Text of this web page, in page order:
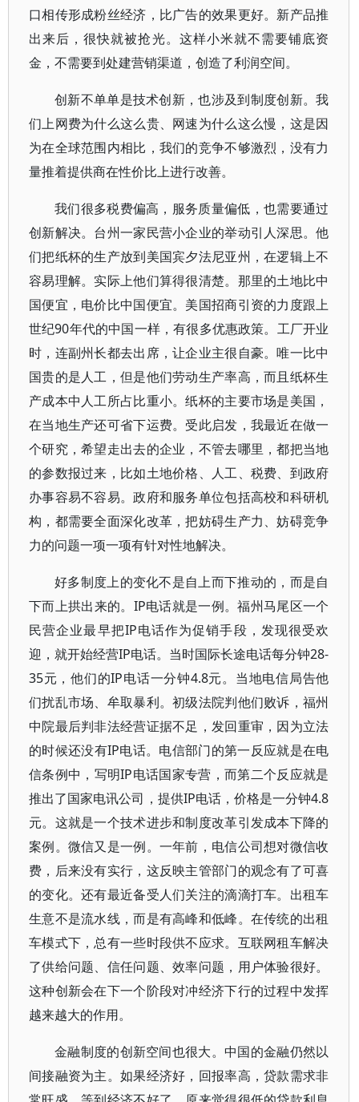
口相传形成粉丝经济，比广告的效果更好。新产品推
出来后，很快就被抢光。这样小米就不需要铺底资
金，不需要到处建营销渠道，创造了利润空间。
创新不单单是技术创新，也涉及到制度创新。我
们上网费为什么这么贵、网速为什么这么慢，这是因
为在全球范围内相比，我们的竞争不够激烈，没有力
量推着提供商在性价比上进行改善。
我们很多税费偏高，服务质量偏低，也需要通过
创新解决。台州一家民营小企业的举动引人深思。他
们把纸杯的生产放到美国宾夕法尼亚州，在逻辑上不
容易理解。实际上他们算得很清楚。那里的土地比中
国便宜，电价比中国便宜。美国招商引资的力度跟上
世纪90年代的中国一样，有很多优惠政策。工厂开业
时，连副州长都去出席，让企业主很自豪。唯一比中
国贵的是人工，但是他们劳动生产率高，而且纸杯生
产成本中人工所占比重小。纸杯的主要市场是美国，
在当地生产还可省下运费。受此启发，我最近在做一
个研究，希望走出去的企业，不管去哪里，都把当地
的参数报过来，比如土地价格、人工、税费、到政府
办事容易不容易。政府和服务单位包括高校和科研机
构，都需要全面深化改革，把妨碍生产力、妨碍竞争
力的问题一项一项有针对性地解决。
好多制度上的变化不是自上而下推动的，而是自
下而上拱出来的。IP电话就是一例。福州马尾区一个
民营企业最早把IP电话作为促销手段，发现很受欢
迎，就开始经营IP电话。当时国际长途电话每分钟28-
35元，他们的IP电话一分钟4.8元。当地电信局告他
们扰乱市场、牟取暴利。初级法院判他们败诉，福州
中院最后判非法经营证据不足，发回重审，因为立法
的时候还没有IP电话。电信部门的第一反应就是在电
信条例中，写明IP电话国家专营，而第二个反应就是
推出了国家电讯公司，提供IP电话，价格是一分钟4.8
元。这就是一个技术进步和制度改革引发成本下降的
案例。微信又是一例。一年前，电信公司想对微信收
费，后来没有实行，这反映主管部门的观念有了可喜
的变化。还有最近备受人们关注的滴滴打车。出租车
生意不是流水线，而是有高峰和低峰。在传统的出租
车模式下，总有一些时段供不应求。互联网租车解决
了供给问题、信任问题、效率问题，用户体验很好。
这种创新会在下一个阶段对冲经济下行的过程中发挥
越来越大的作用。
金融制度的创新空间也很大。中国的金融仍然以
间接融资为主。如果经济好，回报率高，贷款需求非